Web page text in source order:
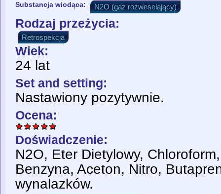
Substancja wiodąca: N2O (gaz rozweselający)
Rodzaj przeżycia:
Retrospekcja
Wiek:
24 lat
Set and setting:
Nastawiony pozytywnie.
Ocena:
Doświadczenie:
N2O, Eter Dietylowy,
Benzyna, Aceton, Nitro,
wynalazków.